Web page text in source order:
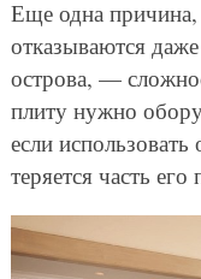
Еще одна причина,
отказываются
острова, —
плиту нужно
если
теряется часть